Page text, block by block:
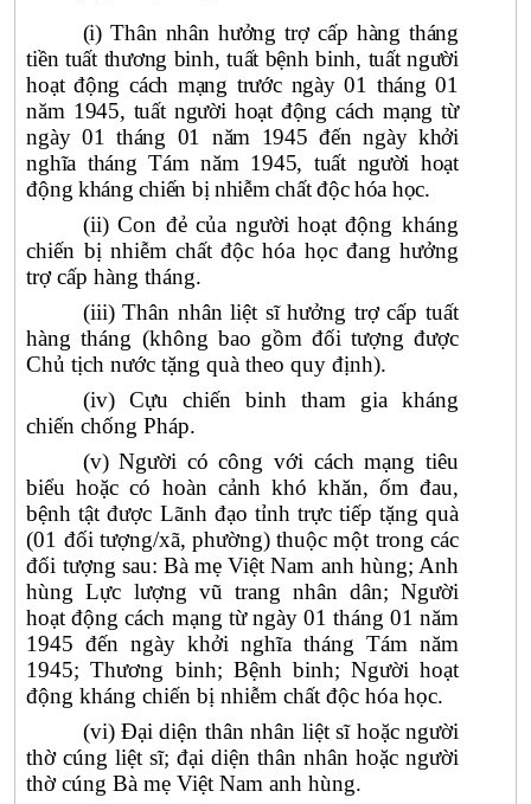
(i) Thân nhân hưởng trợ cấp hàng tháng
tiền tuất thương binh, tuất bệnh binh, tuất người
hoạt động cách mạng trước ngày 01 tháng 01
năm 1945, tuất người hoạt động cách mạng từ
ngày 01 tháng 01 năm 1945 đến ngày khởi
nghĩa tháng Tám năm 1945, tuất người hoạt
động kháng chiến bị nhiễm chất độc hóa học.
(ii) Con đẻ của người hoạt động kháng
chiến bị nhiễm chất độc hóa học đang hưởng
trợ cấp hàng tháng.
(iii) Thân nhân liệt sĩ hưởng trợ cấp tuất
hàng tháng (không bao gồm đối tượng được
Chủ tịch nước tặng quà theo quy định).
(iv) Cựu chiến binh tham gia kháng
chiến chống Pháp.
(v) Người có công với cách mạng tiêu
biểu hoặc có hoàn cảnh khó khăn, ốm đau,
bệnh tật được Lãnh đạo tỉnh trực tiếp tặng quà
(01 đối tượng/xã, phường) thuộc một trong các
đối tượng sau: Bà mẹ Việt Nam anh hùng; Anh
hùng Lực lượng vũ trang nhân dân; Người
hoạt động cách mạng từ ngày 01 tháng 01 năm
1945 đến ngày khởi nghĩa tháng Tám năm
1945; Thương binh; Bệnh binh; Người hoạt
động kháng chiến bị nhiễm chất độc hóa học.
(vi) Đại diện thân nhân liệt sĩ hoặc người
thờ cúng liệt sĩ; đại diện thân nhân hoặc người
thờ cúng Bà mẹ Việt Nam anh hùng.